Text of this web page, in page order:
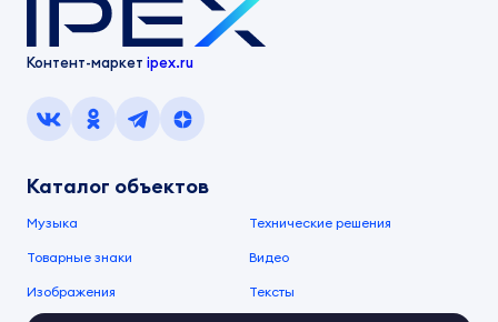
Контент-маркет ipex.ru
Каталог объектов
Музыка Технические решения
Товарные знаки Видео
Изображения Тексты